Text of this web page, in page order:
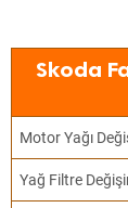
Skoda
Motor Yağı
Yağ Filtre